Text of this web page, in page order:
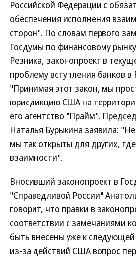
Российской Федерации с
обеспечения исполнения
сторон". По словам первого
Госдумы по финансовому
Резника, законопроект в
проблему вступления банков в
"Принимая этот закон, мы
юрисдикцию США на
его агентство "Прайм".
Наталья Бурыкина заявила:
мы так открыты для других,
взаимности".
Вносивший законопроект в
"Справедливой России"
говорит, что правки в
соответствии с замечаниями
быть внесены уже к
из-за действий США вопрос